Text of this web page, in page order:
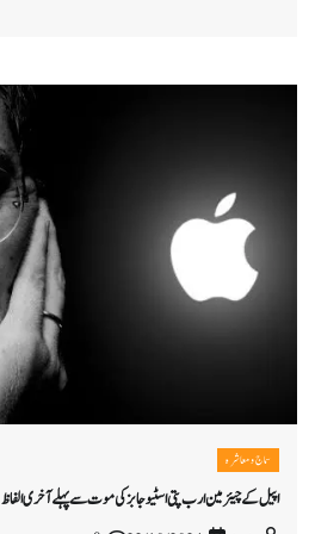
سماج و معاشرہ
اپیل کے چیئرمین ارب پتی اسٹیو جابز کی موت سے پہلے آخری الفاظ